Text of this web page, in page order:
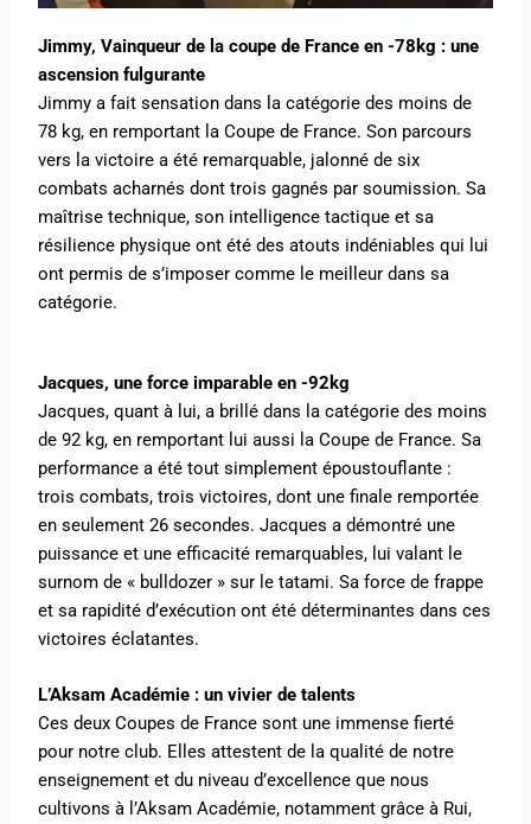
Jimmy, Vainqueur de la coupe de France en -78kg : une
ascension fulgurante
Jimmy a fait sensation dans la catégorie des moins de
78 kg, en remportant la Coupe de France. Son parcours
vers la victoire a été remarquable, jalonné de six
combats acharnés dont trois gagnés par soumission. Sa
maîtrise technique, son intelligence tactique et sa
résilience physique ont été des atouts indéniables qui lui
ont permis de s’imposer comme le meilleur dans sa
catégorie.
Jacques, une force imparable en -92kg
Jacques, quant à lui, a brillé dans la catégorie des moins
de 92 kg, en remportant lui aussi la Coupe de France. Sa
performance a été tout simplement époustouflante :
trois combats, trois victoires, dont une finale remportée
en seulement 26 secondes. Jacques a démontré une
puissance et une efficacité remarquables, lui valant le
surnom de « bulldozer » sur le tatami. Sa force de frappe
et sa rapidité d’exécution ont été déterminantes dans ces
victoires éclatantes.
L’Aksam Académie : un vivier de talents
Ces deux Coupes de France sont une immense fierté
pour notre club. Elles attestent de la qualité de notre
enseignement et du niveau d’excellence que nous
cultivons à l’Aksam Académie, notamment grâce à Rui,